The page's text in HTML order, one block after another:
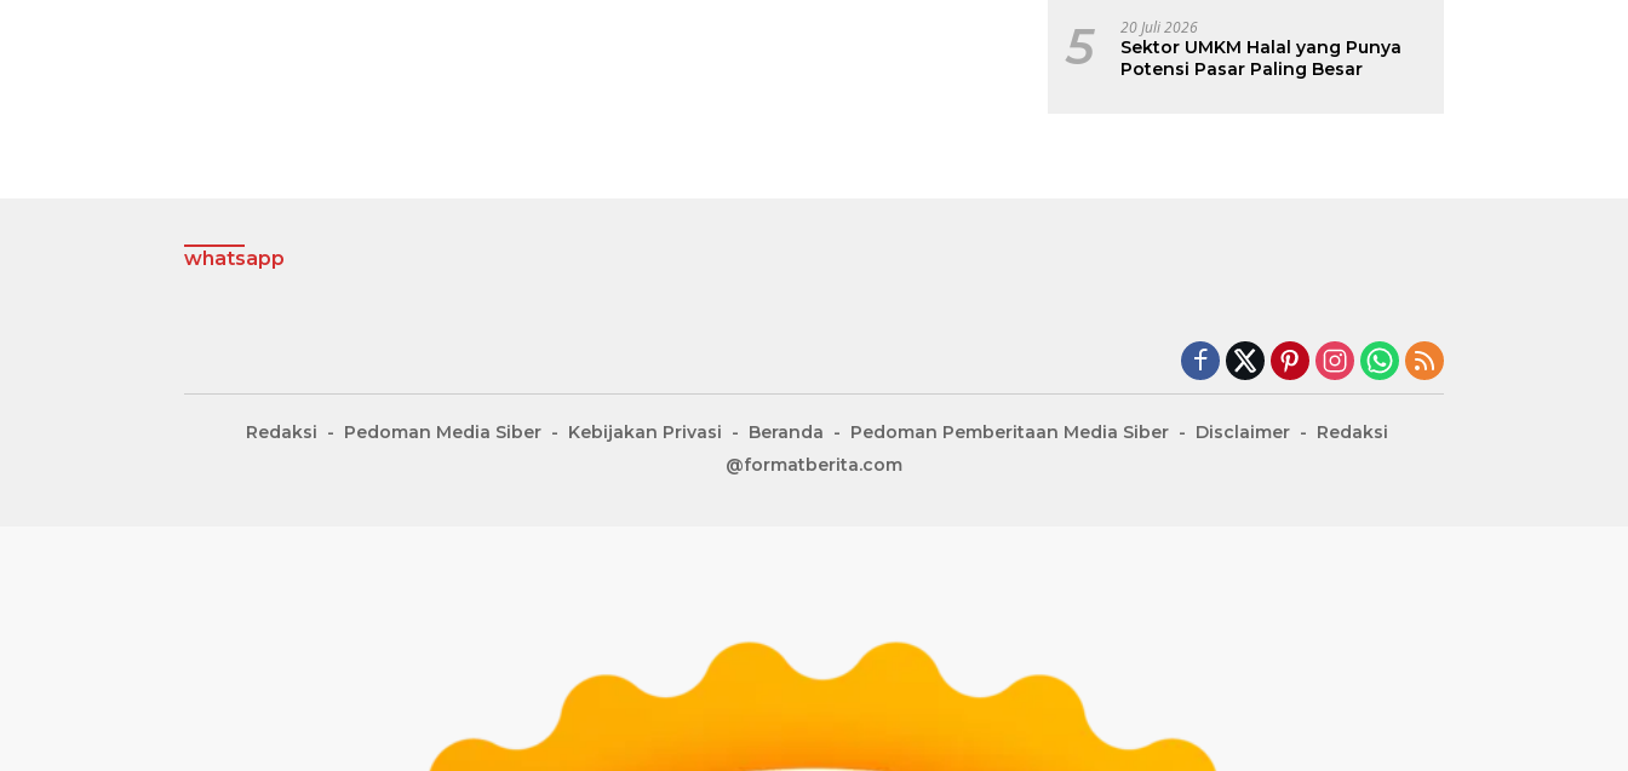
5 20 Juli 2026
Sektor UMKM Halal yang Punya
Potensi Pasar Paling Besar
whatsapp
Redaksi Pedoman Media Siber Kebijakan Privasi Beranda Pedoman Pemberitaan Media Siber Disclaimer
Redaksi
@formatberita.com